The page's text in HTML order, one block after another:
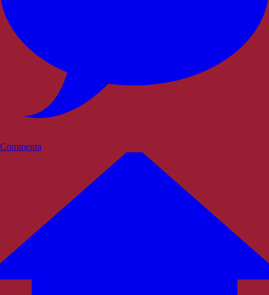
Commenta